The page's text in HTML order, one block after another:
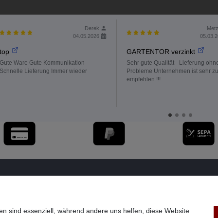
Derek
04.05.2026
top
Gute Ware Gute Kommunikation
Schnelle Lieferung Immer wieder
GARTENTOR verzinkt
Sehr gute Qualität - Lieferung
Probleme Unternehmen ist sehr zu
empfehlen !!!
sind essenziell, während andere uns helfen, diese Website